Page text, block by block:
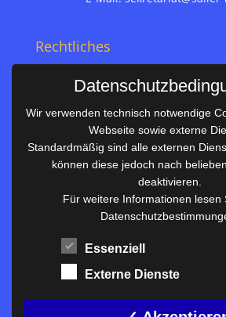
Rechtliches
Datenschutz
Nützliches
Vertretungsplan
Unterrichtszeiten
Downloadbereich
Terminkalender
Termine AKTUELL
Wir verwenden technisch notwendige
Webseite sowie externe
Standardmäßig sind alle externen
können diese jedoch nach
deaktivieren.
Für weitere Informationen lesen
Essenziell
Externe Dienste